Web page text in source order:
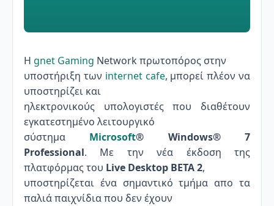
Η gnet Gaming Network πρωτοπόρος στην
υποστήριξη των internet cafe, μπορεί πλέον να
υποστηρίζει και
ηλεκτρονικούς υπολογιστές που διαθέτουν
εγκατεστημένο λειτουργικό
σύστημα Microsoft® Windows® 7
Professional. Με την νέα έκδοση της
πλατφόρμας του Live Desktop ΒΕΤΑ 2,
υποστηρίζεται ένα σημαντικό τμήμα απο τα
παλιά παιχνίδια που δεν έχουν